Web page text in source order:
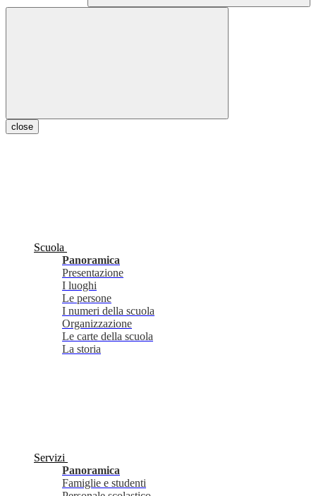
close
Scuola
Panoramica
Presentazione
I luoghi
Le persone
I numeri della scuola
Organizzazione
Le carte della scuola
La storia
Servizi
Panoramica
Famiglie e studenti